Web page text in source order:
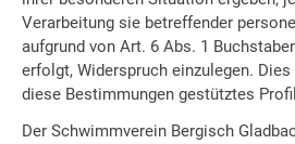
Verarbeitung sie betreffender
aufgrund von Art. 6 Abs. 1
erfolgt, Widerspruch einzulegen.
diese Bestimmungen gestütztes
Der Schwimmverein Bergisch